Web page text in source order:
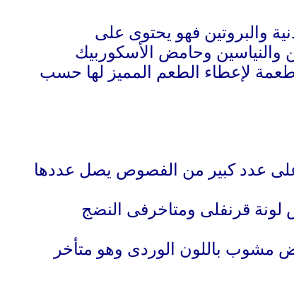
والبروتين فهو يحتوى على
والنياسين وحامض الأسكوربيك
لإعطاء الطعم المميز لها حسب
عدد كبير من الفصوص يصل عددها
قرنفلى ومتاخرفى النضج
مشوب باللون الوردى وهو متأخر